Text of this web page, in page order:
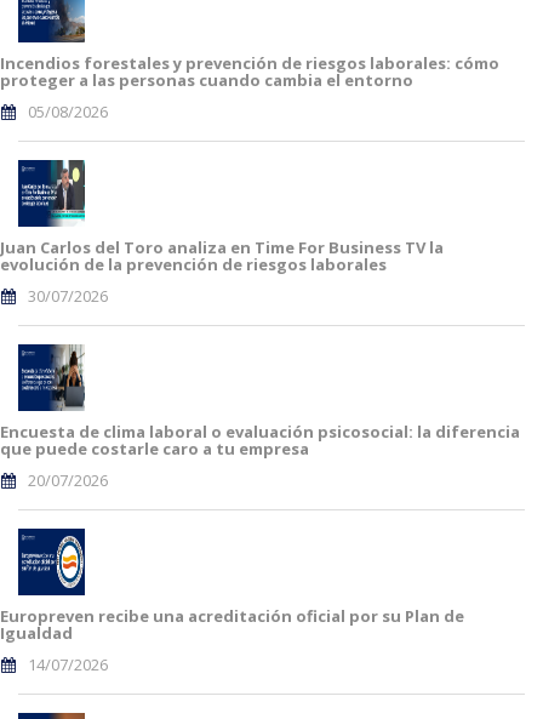
Incendios forestales y prevención de riesgos laborales: cómo
proteger a las personas cuando cambia el entorno
05/08/2026
Juan Carlos del Toro analiza en Time For Business TV la
evolución de la prevención de riesgos laborales
30/07/2026
Encuesta de clima laboral o evaluación psicosocial: la diferencia
que puede costarle caro a tu empresa
20/07/2026
Europreven recibe una acreditación oficial por su Plan de
Igualdad
14/07/2026